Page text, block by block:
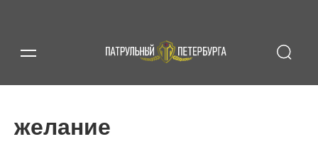
желание